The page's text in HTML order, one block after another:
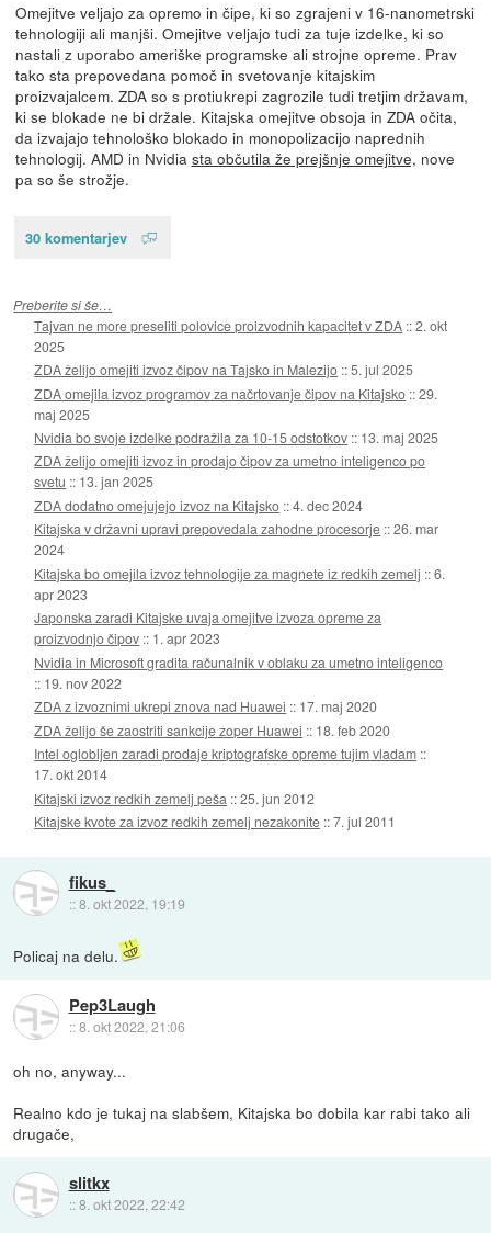
Omejitve veljajo za opremo in čipe, ki so zgrajeni v 16-nanometrski
tehnologiji ali manjši. Omejitve veljajo tudi za tuje izdelke, ki so
nastali z uporabo ameriške programske ali strojne opreme. Prav
tako sta prepovedana pomoč in svetovanje kitajskim
proizvajalcem. ZDA so s protiukrepi zagrozile tudi tretjim državam,
ki se blokade ne bi držale. Kitajska omejitve obsoja in ZDA očita,
da izvajajo tehnološko blokado in monopolizacijo naprednih
tehnologij. AMD in Nvidia sta občutila že prejšnje omejitve, nove
pa so še strožje.
30 komentarjev
Preberite si še…
Tajvan ne more preseliti polovice proizvodnih kapacitet v ZDA ::2. okt
2025
ZDA želijo omejiti izvoz čipov na Tajsko in Malezijo ::5. jul 2025
ZDA omejila izvoz programov za načrtovanje čipov na Kitajsko ::29.
maj 2025
Nvidia bo svoje izdelke podražila za 10-15 odstotkov :: 13. maj 2025
ZDA želijo omejiti izvoz in prodajo čipov za umetno inteligenco po
svetu :: 13. jan 2025
ZDA dodatno omejujejo izvoz na Kitajsko ::4. dec 2024
Kitajska v državni upravi prepovedala zahodne procesorje ::26. mar
2024
Kitajska bo omejila izvoz tehnologije za magnete iz redkih zemelj ::6.
apr 2023
Japonska zaradi Kitajske uvaja omejitve izvoza opreme za
proizvodnjo čipov :: 1. apr 2023
Nvidia in Microsoft gradita računalnik v oblaku za umetno inteligenco
:: 19. nov 2022
ZDA z izvoznimi ukrepi znova nad Huawei :: 17. maj 2020
ZDA želijo še zaostriti sankcije zoper Huawei :: 18. feb 2020
Intel oglobljen zaradi prodaje kriptografske opreme tujim vladam ::
17. okt 2014
Kitajski izvoz redkih zemelj peša ::25. jun 2012
Kitajske kvote za izvoz redkih zemelj nezakonite ::7. jul 2011
fikus_
::8. okt 2022, 19:19
Policaj na delu.
Pep3Laugh
::8. okt 2022, 21:06
oh no, anyway...
Realno kdo je tukaj na slabšem, Kitajska bo dobila kar rabi tako ali
drugače,
slitkx
::8. okt 2022, 22:42